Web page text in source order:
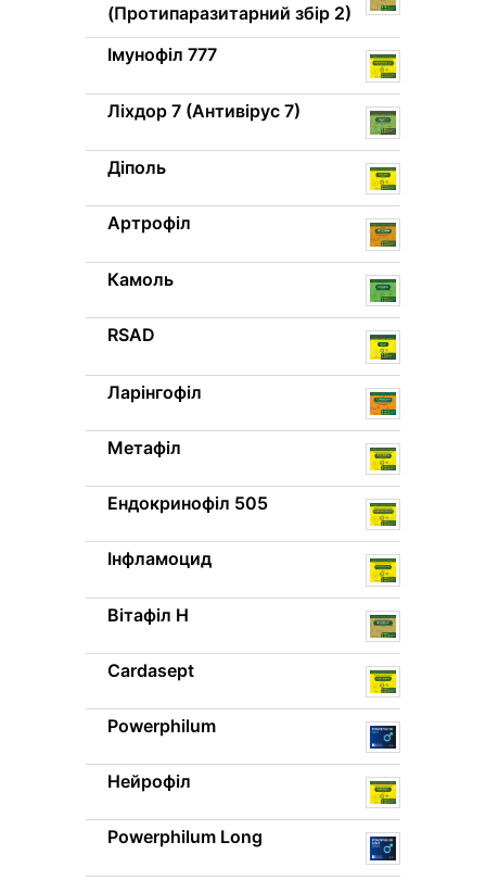
(Протипаразитарний збір 2)
Імунофіл 777
Ліхдор 7 (Антивірус 7)
Діполь
Артрофіл
Камоль
RSAD
Ларінгофіл
Метафіл
Ендокринофіл 505
Інфламоцид
Вітафіл H
Cardasept
Powerphilum
Нейрофіл
Powerphilum Long